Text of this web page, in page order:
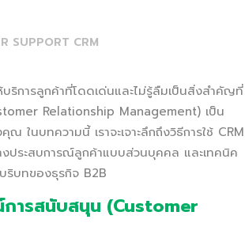
SUPPORT CRM
การลูกค้าที่โดดเด่นและไม่รู้ลืมเป็นสิ่งสำคัญที่
Relationship Management) เป็น
ในบทความนี้ เราจะเจาะลึกถึงวิธีการใช้ CRM
งประสบการณ์ลูกค้าแบบส่วนบุคคล และเทคนิค
ริบทของธุรกิจ B2B
การสนับสนุน (Customer